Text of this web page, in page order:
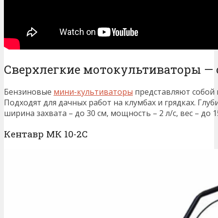
Сверхлегкие мотокультиваторы —
Бензиновые мини-культиваторы представляют
Подходят для дачных работ на клумбах и грядках.
ширина захвата – до 30 см, мощность – 2 л/с, вес – до
Кентавр МК 10-2С